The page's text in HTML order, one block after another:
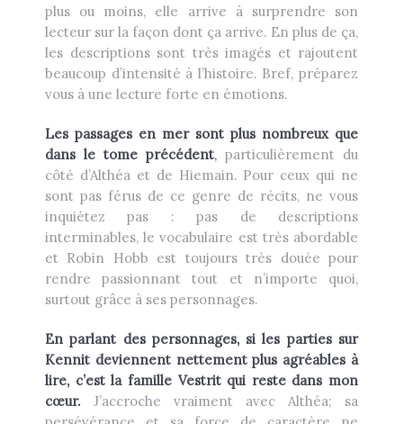
plus ou moins, elle arrive à surprendre son
lecteur sur la façon dont ça arrive. En plus de ça,
les descriptions sont très imagés et rajoutent
beaucoup d’intensité à l’histoire. Bref, préparez
vous à une lecture forte en émotions.
Les passages en mer sont plus nombreux que
dans le tome précédent, particulièrement du
côté d’Althéa et de Hiemain. Pour ceux qui ne
sont pas férus de ce genre de récits, ne vous
inquiétez pas : pas de descriptions
interminables, le vocabulaire est très abordable
et Robin Hobb est toujours très douée pour
rendre passionnant tout et n’importe quoi,
surtout grâce à ses personnages.
En parlant des personnages, si les parties sur
Kennit deviennent nettement plus agréables à
lire, c’est la famille Vestrit qui reste dans mon
cœur. J’accroche vraiment avec Althéa; sa